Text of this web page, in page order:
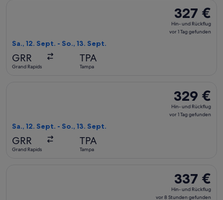
327 €
Hin-
und
327 €
Hin- und Rückflug
vor 1 Tag gefunden
Sa., 12. Sept. - So., 13. Sept.
GRR
Grand Rapids
TPA
Tampa
329 €
Hin-
und
329 €
Hin- und Rückflug
vor 1 Tag gefunden
Sa., 12. Sept. - So., 13. Sept.
GRR
Grand Rapids
TPA
Tampa
337 €
Hin-
und
337 €
Hin- und Rückflug
vor 8 Stunden gefunden